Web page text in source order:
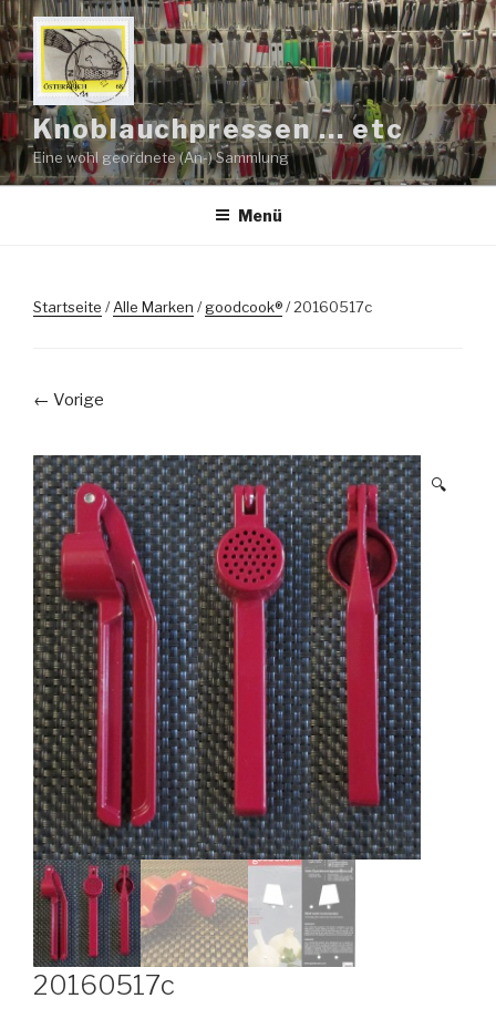
Zum
Inhalt
springen
Knoblauchpressen … etc
Eine wohl geordnete (An-) Sammlung
Menü
Startseite /Alle Marken /goodcook®/ 20160517c
← Vorige
🔍
20160517c